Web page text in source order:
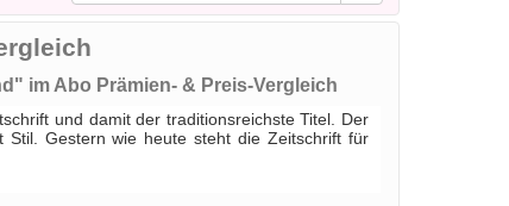
im Abo Prämien- & Preis-Vergleich
und damit der traditionsreichste Titel. Der
Stil. Gestern wie heute steht die Zeitschrift für